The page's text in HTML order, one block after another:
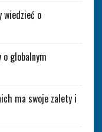
wiedzieć o
o globalnym
ma swoje zalety i